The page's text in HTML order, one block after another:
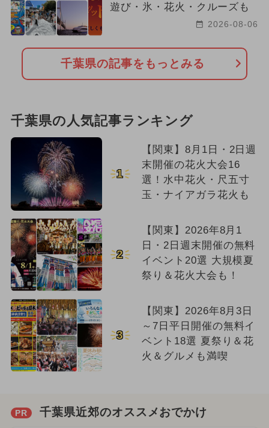
遊び・氷・花火・クルーズも
2026-08-06
千葉県の記事をもっとみる
千葉県の人気記事ランキング
1
【関東】8月1日・2日週
末開催の花火大会16
選！水中花火・尺五寸
玉・ナイアガラ花火も
2
【関東】2026年8月1
日・2日週末開催の無料
イベント20選 大規模夏
祭り＆花火大会も！
3
【関東】2026年8月3日
～7日平日開催の無料イ
ベント18選 夏祭り＆花
火＆グルメも満喫
PR 千葉県近郊のオススメおでかけ